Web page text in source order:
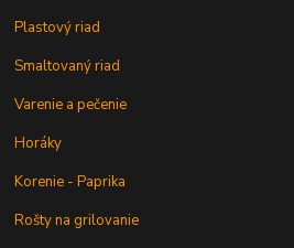
Plastový riad
Smaltovaný riad
Varenie a pečenie
Horáky
Korenie - Paprika
Rošty na grilovanie